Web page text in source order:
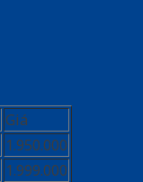
Giá
1.950.000
1.999.000